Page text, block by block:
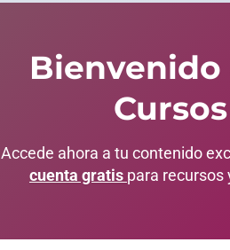
Bienvenido
Cursos
Accede ahora a tu contenido
cuenta gratis para recursos